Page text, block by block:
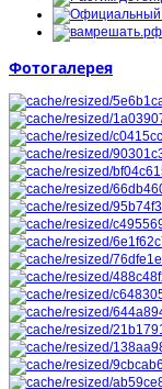
Фотогалерея